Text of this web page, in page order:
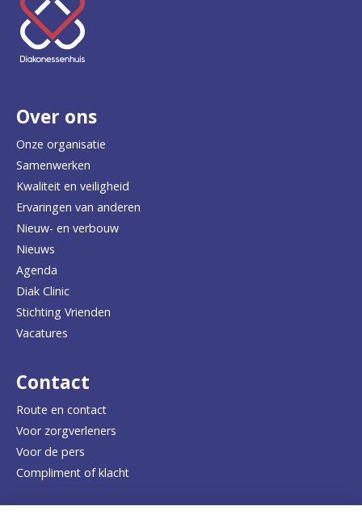
e
e
t
e
r
u
g
n
a
a
d
e
h
o
Over ons
Onze organisatie
Samenwerken
Kwaliteit en veiligheid
Ervaringen van anderen
Nieuw- en verbouw
Nieuws
Agenda
Diak Clinic
Stichting Vrienden
Vacatures
Contact
Route en contact
Voor zorgverleners
Voor de pers
Compliment of klacht